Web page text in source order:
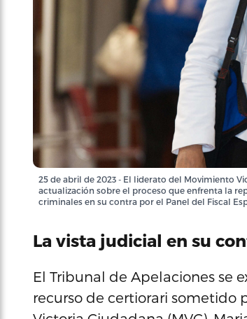
25 de abril de 2023 - El liderato del Movimiento
actualización sobre el proceso que enfrenta la
criminales en su contra por el Panel del Fiscal
La vista judicial en su
El Tribunal de Apelaciones se
recurso de certiorari sometido